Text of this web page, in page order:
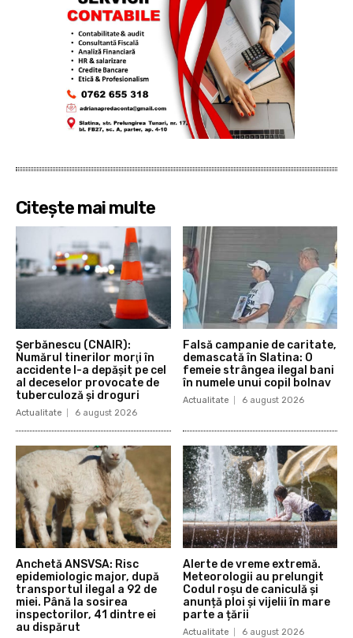
Citește mai multe
Şerbănescu (CNAIR):
Numărul tinerilor morţi în
accidente l-a depăşit pe cel
al deceselor provocate de
tuberculoză şi droguri
Actualitate 6 august 2026
Falsă campanie de caritate,
demascată în Slatina: O
femeie strângea ilegal bani
în numele unui copil bolnav
Actualitate 6 august 2026
Anchetă ANSVSA: Risc
epidemiologic major, după
transportul ilegal a 92 de
miei. Până la sosirea
inspectorilor, 41 dintre ei
au dispărut
Alerte de vreme extremă.
Meteorologii au prelungit
Codul roșu de caniculă și
anunță ploi și vijelii în mare
parte a țării
Actualitate 6 august 2026